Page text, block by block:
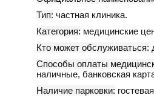
Тип: частная клиника.
Категория: медицинские
Кто может обслуживаться:
Способы оплаты
наличные, банковская
Наличие парковки: